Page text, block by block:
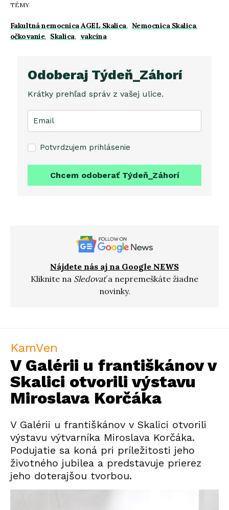
TÉMY
Fakultná nemocnica AGEL Skalica, Nemocnica Skalica,
očkovanie, Skalica, vakcína
Odoberaj Týdeň_Záhorí
Krátky prehľad správ z vašej ulice.
Potvrdzujem prihlásenie
Chcem odoberať Týdeň_Záhorí
Nájdete nás aj na Google NEWS
Kliknite na Sledovaťa nepremeškáte žiadne
novinky.
KamVen
V Galérii u františkánov v
Skalici otvorili výstavu
Miroslava Korčáka
V Galérii u františkánov v Skalici otvorili
výstavu výtvarníka Miroslava Korčáka.
Podujatie sa koná pri príležitosti jeho
životného jubilea a predstavuje prierez
jeho doterajšou tvorbou.